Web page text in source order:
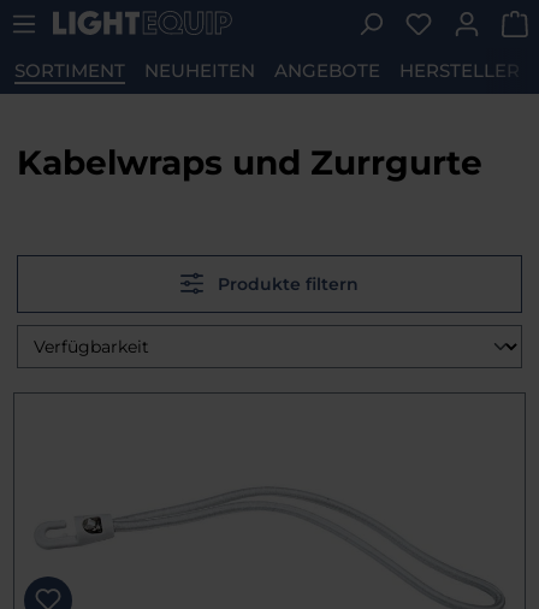
Zum Hauptinhalt springen Du hast 0
SORTIMENT NEUHEITEN ANGEBOTE HERSTELLER
Kabelwraps und Zurrgurte
Produkte filtern